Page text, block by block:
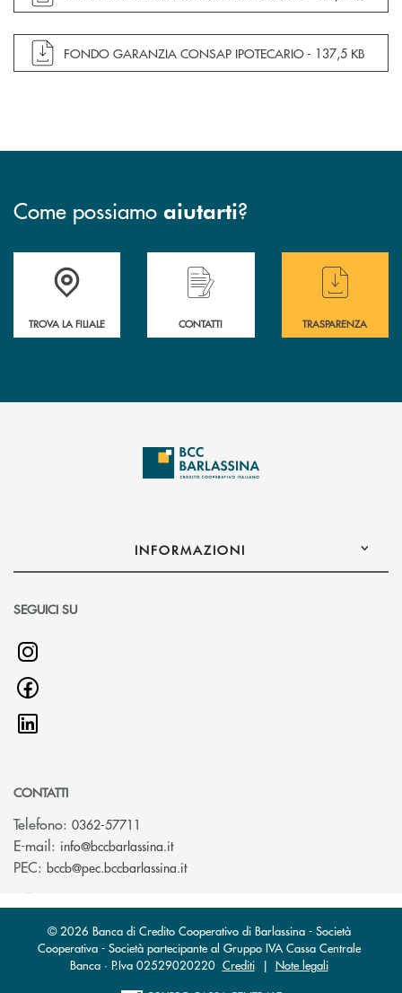
apre documento in una nuova finestra
FONDO GARANZIA CONSAP IPOTECARIO - 137,5 KB
Come possiamo aiutarti?
Accedi all' elenco completo delle filiali di BCC Barlassina.
TROVA LA FILIALE
Hai bisogno di assistenza immediata ?
CONTATTI
Hai bisogno di
TRASPARENZA
INFORMAZIONI
SEGUICI SU
CONTATTI
Telefono: 0362-57711
E-mail: info@bccbarlassina.it(si apre l’app di posta elettronica)
PEC: bccb@pec.bccbarlassina.it(si apre l’app di posta elettronica)
© 2026 Banca di Credito Cooperativo di Barlassina - Società
Cooperativa - Società partecipante al Gruppo IVA Cassa Centrale
Banca · P.Iva 02529020220 Crediti| Note legali